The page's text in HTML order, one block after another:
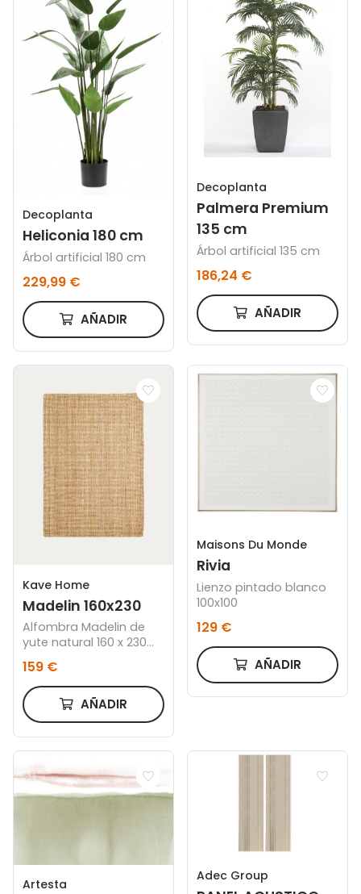
Decoplanta
Heliconia 180 cm
Árbol artificial 180 cm
229,99 €
AÑADIR
Decoplanta
Palmera Premium
135 cm
Árbol artificial 135 cm
186,24 €
AÑADIR
Kave Home
Madelin 160x230
Alfombra Madelin de
yute natural 160 x 230
cm
159 €
AÑADIR
Maisons Du Monde
Rivia
Lienzo pintado blanco
100x100
129 €
AÑADIR
Artesta
Adec Group